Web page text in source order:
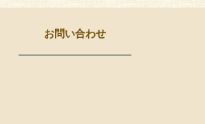
お問い合わせ